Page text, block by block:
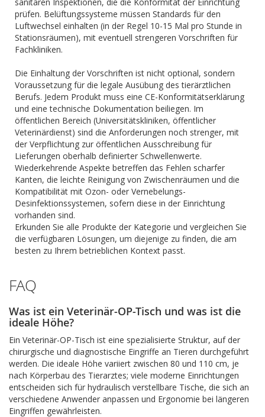
prüfen. Belüftungssysteme müssen Standards für den
Luftwechsel einhalten (in der Regel 10-15 Mal pro Stunde in
Stationsräumen), mit eventuell strengeren Vorschriften für
Fachkliniken.
Die Einhaltung der Vorschriften ist nicht optional, sondern
Voraussetzung für die legale Ausübung des tierärztlichen
Berufs. Jedem Produkt muss eine CE-Konformitätserklärung
und eine technische Dokumentation beiliegen. Im
öffentlichen Bereich (Universitätskliniken, öffentlicher
Veterinärdienst) sind die Anforderungen noch strenger, mit
der Verpflichtung zur öffentlichen Ausschreibung für
Lieferungen oberhalb definierter Schwellenwerte.
Wiederkehrende Aspekte betreffen das Fehlen scharfer
Kanten, die leichte Reinigung von Zwischenräumen und die
Kompatibilität mit Ozon- oder Vernebelungs-
Desinfektionssystemen, sofern diese in der Einrichtung
vorhanden sind.
Erkunden Sie alle Produkte der Kategorie und vergleichen Sie
die verfügbaren Lösungen, um diejenige zu finden, die am
besten zu Ihrem betrieblichen Kontext passt.
FAQ
Was ist ein Veterinär-OP-Tisch und was ist die
ideale Höhe?
Ein Veterinär-OP-Tisch ist eine spezialisierte Struktur, auf der
chirurgische und diagnostische Eingriffe an Tieren durchgeführt
werden. Die ideale Höhe variiert zwischen 80 und 110 cm, je
nach Körperbau des Tierarztes; viele moderne Einrichtungen
entscheiden sich für hydraulisch verstellbare Tische, die sich an
verschiedene Anwender anpassen und Ergonomie bei längeren
Eingriffen gewährleisten.